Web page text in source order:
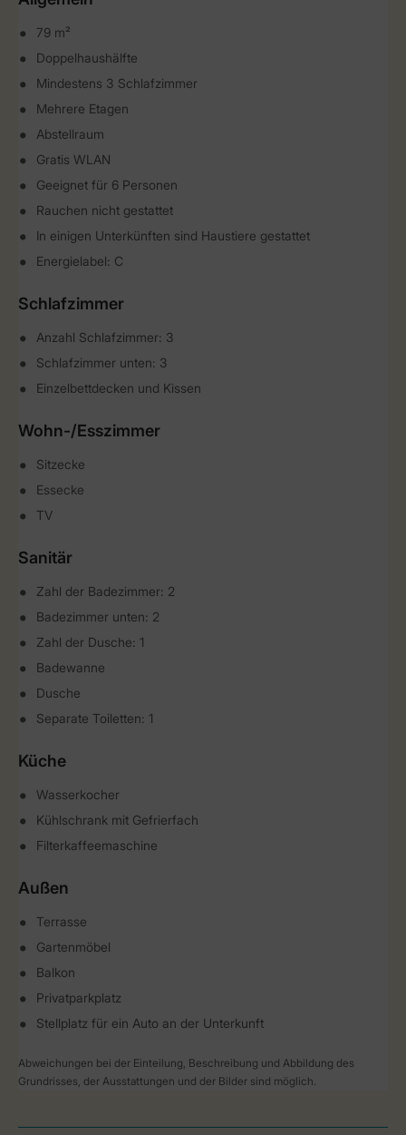
79 m²
Doppelhaushälfte
Mindestens 3 Schlafzimmer
Mehrere Etagen
Abstellraum
Gratis WLAN
Geeignet für 6 Personen
Rauchen nicht gestattet
In einigen Unterkünften sind Haustiere gestattet
Energielabel: C
Schlafzimmer
Anzahl Schlafzimmer: 3
Schlafzimmer unten: 3
Einzelbettdecken und Kissen
Wohn-/Esszimmer
Sitzecke
Essecke
TV
Sanitär
Zahl der Badezimmer: 2
Badezimmer unten: 2
Zahl der Dusche: 1
Badewanne
Dusche
Separate Toiletten: 1
Küche
Wasserkocher
Kühlschrank mit Gefrierfach
Filterkaffeemaschine
Außen
Terrasse
Gartenmöbel
Balkon
Privatparkplatz
Stellplatz für ein Auto an der Unterkunft
Abweichungen bei der Einteilung, Beschreibung und Abbildung des
Grundrisses, der Ausstattungen und der Bilder sind möglich.